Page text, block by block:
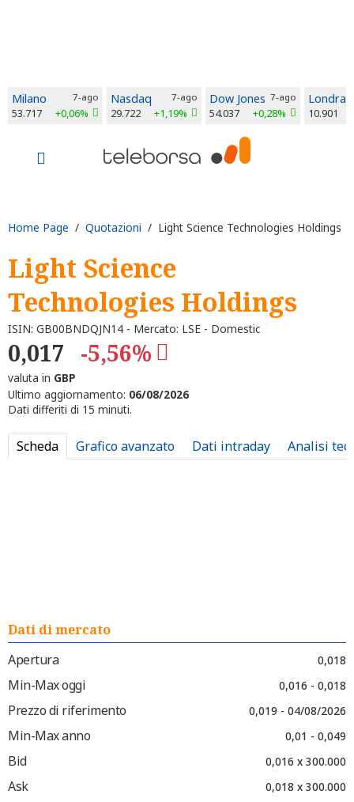
Milano 7-ago
53.717 +0,06%
Nasdaq 7-ago
29.722 +1,19%
Dow Jones 7-ago
54.037 +0,28%
Londra
10.901
Home Page / Quotazioni / Light Science Technologies Holdings
Light Science
Technologies Holdings
ISIN: GB00BNDQJN14 - Mercato: LSE - Domestic
0,017 -5,56%
valuta in GBP
Ultimo aggiornamento: 06/08/2026
Dati differiti di 15 minuti.
Scheda Grafico avanzato Dati intraday Analisi
Dati di mercato
Apertura
0,018
Min-Max oggi 0,016 - 0,018
Prezzo di riferimento 0,019 - 04/08/2026
Min-Max anno 0,01 - 0,049
Bid 0,016 x 300.000
Ask 0,018 x 300.000